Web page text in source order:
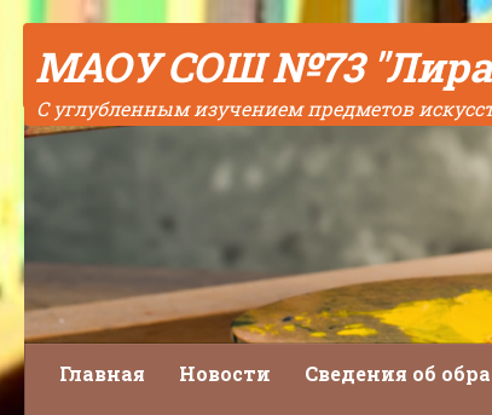
МАОУ СОШ №73
C углубленным изучением предметов
Главная Новости Сведения об